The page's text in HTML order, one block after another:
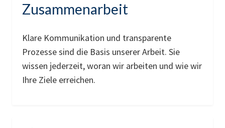
Zusammenarbeit
Klare Kommunikation und transparente
Prozesse sind die Basis unserer Arbeit. Sie
wissen jederzeit, woran wir arbeiten und wie wir
Ihre Ziele erreichen.